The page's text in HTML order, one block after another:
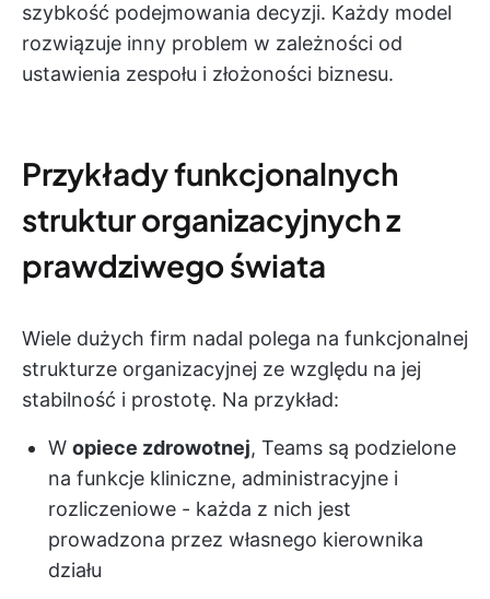
szybkość podejmowania decyzji. Każdy model
rozwiązuje inny problem w zależności od
ustawienia zespołu i złożoności biznesu.
Przykłady funkcjonalnych
struktur organizacyjnych z
prawdziwego świata
Wiele dużych firm nadal polega na funkcjonalnej
strukturze organizacyjnej ze względu na jej
stabilność i prostotę. Na przykład:
W opiece zdrowotnej, Teams są podzielone
na funkcje kliniczne, administracyjne i
rozliczeniowe - każda z nich jest
prowadzona przez własnego kierownika
działu